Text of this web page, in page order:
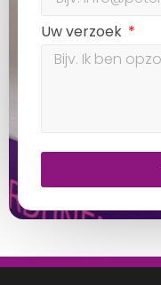
Uw verzoek